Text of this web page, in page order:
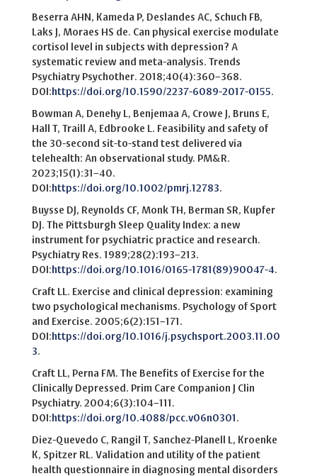
Beserra AHN, Kameda P, Deslandes AC, Schuch FB,
Laks J, Moraes HS de. Can physical exercise modulate
cortisol level in subjects with depression? A
systematic review and meta-analysis. Trends
Psychiatry Psychother. 2018;40(4):360–368.
DOI: https://doi.org/10.1590/2237-6089-2017-0155.
Bowman A, Denehy L, Benjemaa A, Crowe J, Bruns E,
Hall T, Traill A, Edbrooke L. Feasibility and safety of
the 30-second sit-to-stand test delivered via
telehealth: An observational study. PM&R.
2023;15(1):31–40.
DOI: https://doi.org/10.1002/pmrj.12783.
Buysse DJ, Reynolds CF, Monk TH, Berman SR, Kupfer
DJ. The Pittsburgh Sleep Quality Index: a new
instrument for psychiatric practice and research.
Psychiatry Res. 1989;28(2):193–213.
DOI: https://doi.org/10.1016/0165-1781(89)90047-4.
Craft LL. Exercise and clinical depression: examining
two psychological mechanisms. Psychology of Sport
and Exercise. 2005;6(2):151–171.
DOI: https://doi.org/10.1016/j.psychsport.2003.11.00
3.
Craft LL, Perna FM. The Benefits of Exercise for the
Clinically Depressed. Prim Care Companion J Clin
Psychiatry. 2004;6(3):104–111.
DOI: https://doi.org/10.4088/pcc.v06n0301 .
Diez-Quevedo C, Rangil T, Sanchez-Planell L, Kroenke
K, Spitzer RL. Validation and utility of the patient
health questionnaire in diagnosing mental disorders